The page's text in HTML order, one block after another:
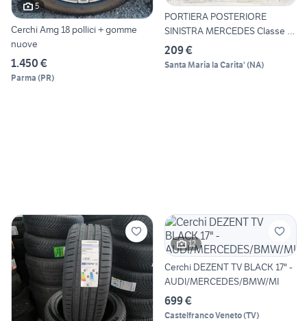
5
Cerchi Amg 18 pollici + gomme
nuove
1.450 €
Parma (PR)
PORTIERA POSTERIORE
SINISTRA MERCEDES Classe A
Ser
209 €
Santa Maria la Carita' (NA)
12
Cerchi DEZENT TV BLACK 17" -
AUDI/MERCEDES/BMW/MI
699 €
Castelfranco Veneto(TV)